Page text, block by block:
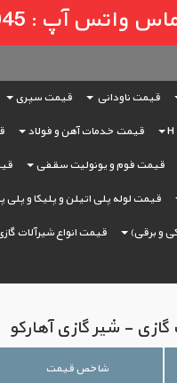
: 09121239045
قیمت ناودانی قیمت سپری
قیمت خدمات آهن و فولاد
قیمت فوم و یونولیت سقفی
قیمت لوله پلی اتیلن و پلیکا و پلی
و برقی) قیمت انواع شیرآلات
- شیر گازی آهارکو
شاخص قیمت